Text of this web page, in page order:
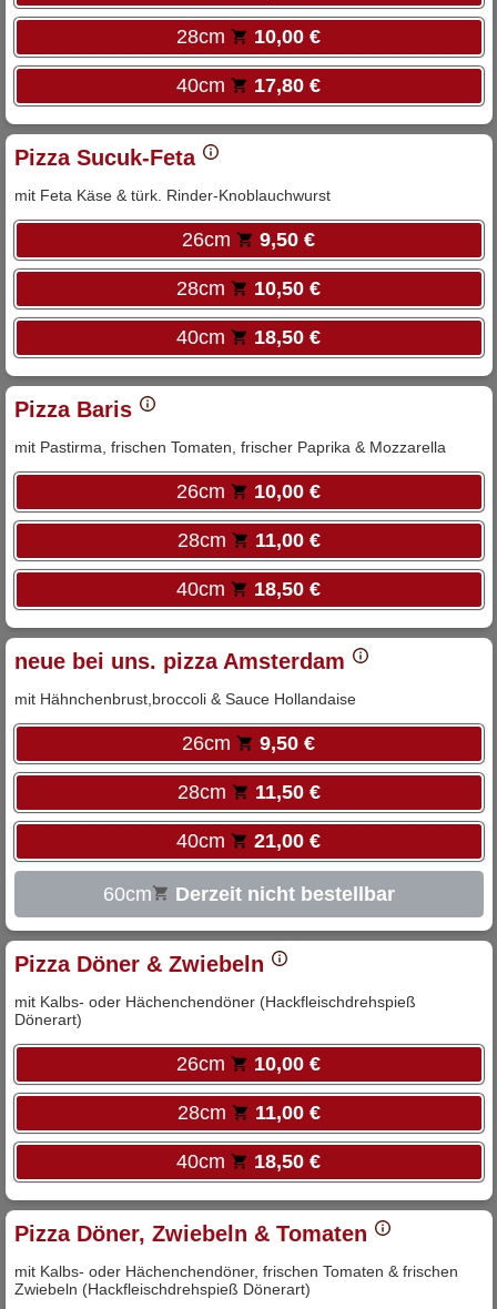
28cm 10,00 €
40cm 17,80 €
Pizza Sucuk-Feta
mit Feta Käse & türk. Rinder-Knoblauchwurst
26cm 9,50 €
28cm 10,50 €
40cm 18,50 €
Pizza Baris
mit Pastirma, frischen Tomaten, frischer Paprika & Mozzarella
26cm 10,00 €
28cm 11,00 €
40cm 18,50 €
neue bei uns. pizza Amsterdam
mit Hähnchenbrust,broccoli & Sauce Hollandaise
26cm 9,50 €
28cm 11,50 €
40cm 21,00 €
60cm Derzeit nicht bestellbar
Pizza Döner & Zwiebeln
mit Kalbs- oder Hächenchendöner (Hackfleischdrehspieß
Dönerart)
26cm 10,00 €
28cm 11,00 €
40cm 18,50 €
Pizza Döner, Zwiebeln & Tomaten
mit Kalbs- oder Hächenchendöner, frischen Tomaten & frischen
Zwiebeln (Hackfleischdrehspieß Dönerart)